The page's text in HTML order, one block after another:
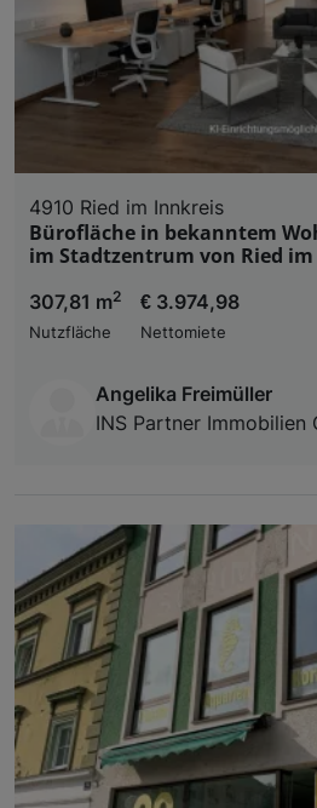
4910 Ried im Innkreis
Bürofläche in bekanntem
im Stadtzentrum von Ried
307,81 m2
Nutzfläche
€ 3.974,98
Nettomiete
Angelika Freimüller
INS Partner Immobilien